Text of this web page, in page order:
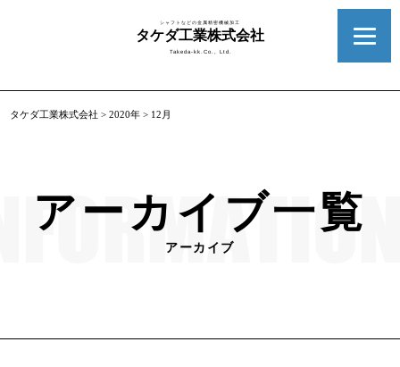
シャフトなどの金属精密機械加工
タケダ工業株式会社
Takeda-kk.Co., Ltd.
タケダ工業株式会社 >2020年 > 12月
アーカイブ一覧
アーカイブ